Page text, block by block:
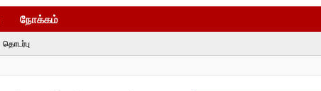
நோக்கம்
தொடர்பு